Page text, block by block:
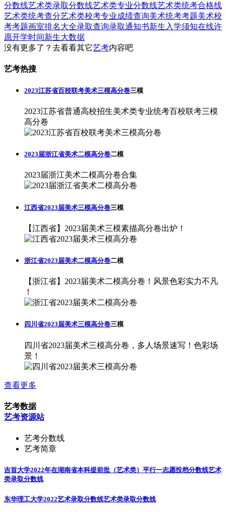
分数线艺术类录取分数线艺术类专业分数线艺术类统考合格线
艺术类统考查分艺术类校考专业成绩查询美术统考考题美术校
考考题画室排名大全录取查询录取通知书新生入学须知在线许
愿开学时间新生大数据
没有更多了？去看看其它艺考内容吧
艺考热搜
2023江苏省百校联考美术三模高分卷三模
2023江苏省普通高校招生美术类专业统考百校联考三模
高分卷
2023届浙江省美术二模高分卷二模
2023届浙江美术二模高分卷合集
江西省2023届美术三模高分卷三模
【江西省】2023届美术三模素描高分卷出炉！
浙江省2023届美术二模高分卷二模
【浙江省】2023届美术二模高分卷！风景色彩实力不凡
！
四川省2023届美术三模高分卷三模
四川省2023届美术三模高分卷，多人场景速写！色彩场
景！
查看更多
艺考数据
艺考资源站
艺考分数线
艺考简章
吉首大学2022年在湖南省本科提前批（艺术类）平行一志愿投档分数线艺术
类录取分数线
东华理工大学2022艺术录取分数线艺术类录取分数线